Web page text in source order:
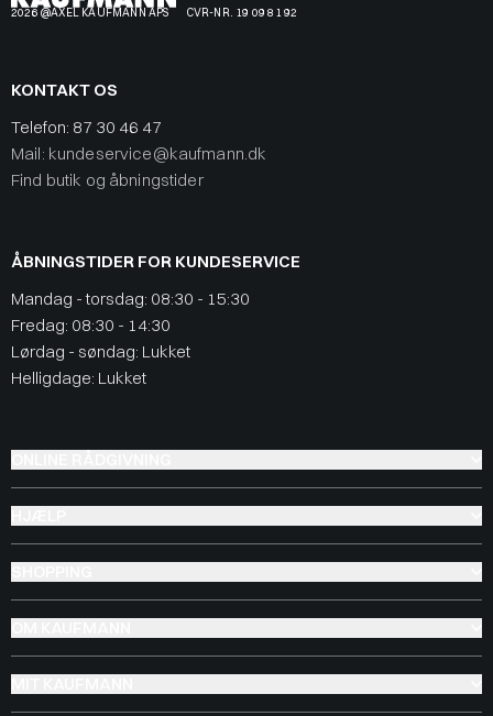
2026 @AXEL KAUFMANN APS CVR-NR. 19 09 81 92
KONTAKT OS
Telefon: 87 30 46 47
Mail: kundeservice@kaufmann.dk
Find butik og åbningstider
ÅBNINGSTIDER FOR KUNDESERVICE
Mandag - torsdag: 08:30 - 15:30
Fredag: 08:30 - 14:30
Lørdag - søndag: Lukket
Helligdage: Lukket